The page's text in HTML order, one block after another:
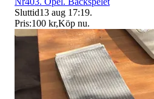
Sluttid13 aug 17:19.
Pris:100 kr,Köp nu.